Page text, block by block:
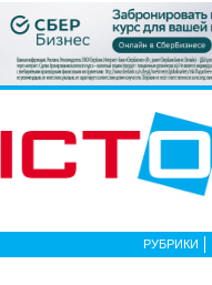
РУБРИКИ